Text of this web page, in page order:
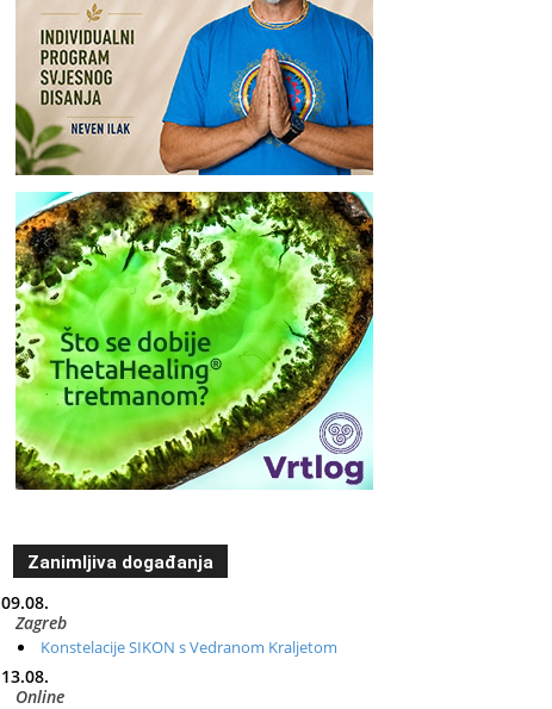
Zanimljiva događanja
09.08.
Zagreb
Konstelacije SIKON s Vedranom Kraljetom
13.08.
Online